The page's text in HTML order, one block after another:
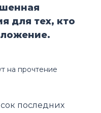
для тех, кто
на прочтение
последних